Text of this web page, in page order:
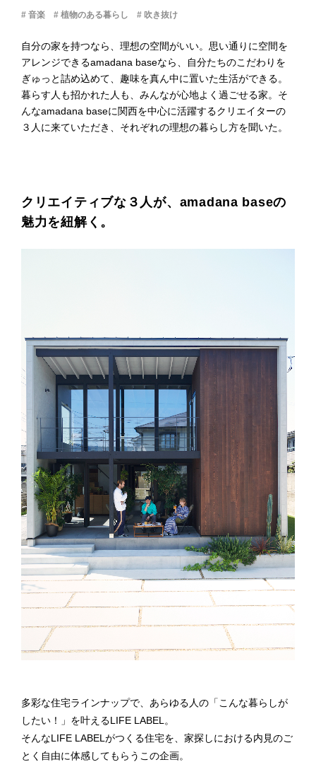
会社概
要
企業の
方へ
お問い
合わせ
報
# 音楽 # 植物のある暮らし # 吹き抜け
自分の家を持つなら、理想の空間がいい。思い通りに空間を
アレンジできるamadana baseなら、自分たちのこだわりを
ぎゅっと詰め込めて、趣味を真ん中に置いた生活ができる。
暮らす人も招かれた人も、みんなが心地よく過ごせる家。そ
んなamadana baseに関西を中心に活躍するクリエイターの
３人に来ていただき、それぞれの理想の暮らし方を聞いた。
クリエイティブな３人が、amadana baseの
魅力を紐解く。
多彩な住宅ラインナップで、あらゆる人の「こんな暮らしが
したい！」を叶えるLIFE LABEL。
そんなLIFE LABELがつくる住宅を、家探しにおける内見のご
とく自由に体感してもらうこの企画。